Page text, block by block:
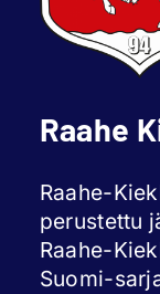
Raahe
Raahe-
perustettu
Raahe-
Suomi-